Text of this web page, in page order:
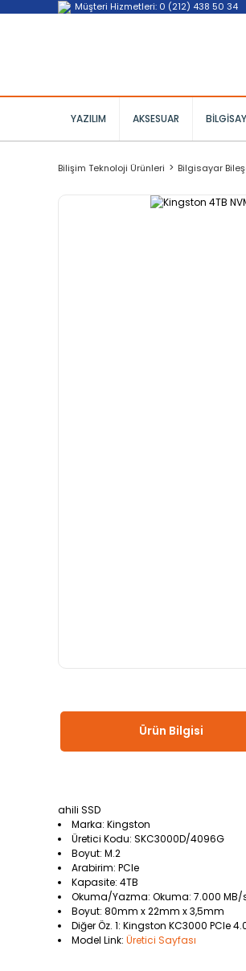
Müşteri Hizmetleri: 0 (212) 438 50 34
YAZILIM AKSESUAR
Bilişim Teknoloji Ürünleri Bilgisayar
Ürün Bilgisi
ahili SSD
Marka: Kingston
Üretici Kodu: SKC3000D/4096G
Boyut: M.2
Arabirim: PCIe
Kapasite: 4TB
Okuma/Yazma: Okuma: 7.000 MB/
Boyut: 80mm x 22mm x 3,5mm
Diğer Öz. 1: Kingston KC3000 PCIe
Model Link: Üretici Sayfası